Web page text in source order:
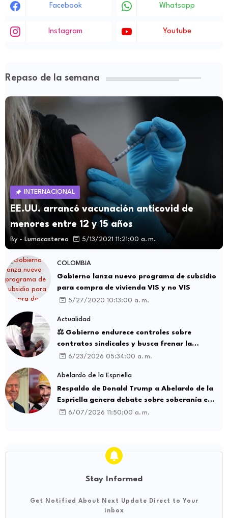
Facebook Whatsapp
Instagram Youtube
Repaso de la semana
INTERNACIONAL
EE.UU. arrancó vacunación anticovid de
menores entre 12 y 15 años
By - Lumacastereo 5/13/2021 11:21:00 a. m.
COLOMBIA
Gobierno lanza nuevo programa de subsidio
para compra de vivienda VIS y no VIS
5/27/2020 10:13:00 a. m.
Actualidad
⚖️ Gobierno endurece controles sobre
contratos sindicales y busca frenar la
intermediación laboral ilegal
6/23/2026 05:34:00 a. m.
Abelardo de la Espriella
Respaldo de Donald Trump a Abelardo de la
Espriella genera debate sobre soberanía e
influencia internacional
6/07/2026 11:50:00 a. m.
Stay Informed
Get Notified About Next Update Direct to Your
inbox